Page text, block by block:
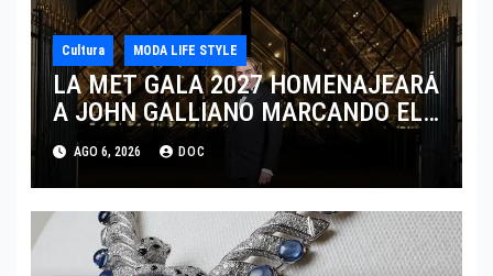
Cultura MODA LIFE STYLE
LA MET GALA 2027 HOMENAJEARÁ
A JOHN GALLIANO MARCANDO EL
REGRESO DEL REY DEL
DRAMATISMO
AGO 6, 2026 DOC